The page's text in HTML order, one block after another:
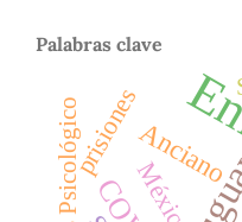
Palabras clave
Anciano
prisiones
México